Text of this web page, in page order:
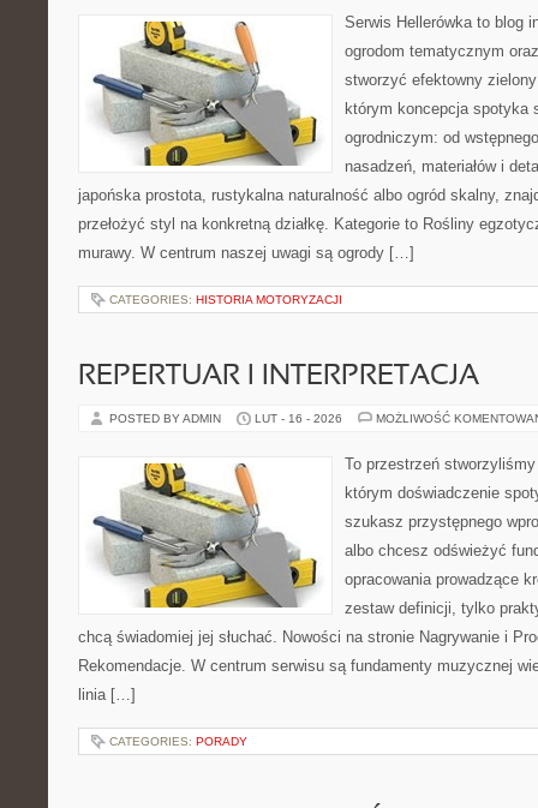
Serwis Hellerówka to blog
ogrodom tematycznym
stworzyć efektowny
którym koncepcja spotyka
ogrodniczym: od
nasadzeń, materiałów i
japońska prostota, rustykalna naturalność albo ogród skalny,
przełożyć styl na konkretną działkę. Kategorie to Rośliny
murawy. W centrum naszej uwagi są ogrody […]
CATEGORIES: HISTORIA MOTORYZACJI
REPERTUAR I INTERPRETACJA
POSTED BY ADMIN LUT - 16 - 2026 MOŻLIWOŚĆ
To przestrzeń
którym doświadczenie
szukasz przystępnego
albo chcesz odświeżyć
opracowania prowadzące
zestaw definicji, tylko
chcą świadomiej jej słuchać. Nowości na stronie Nagrywanie i
Rekomendacje. W centrum serwisu są fundamenty muzycznej
linia […]
CATEGORIES: PORADY